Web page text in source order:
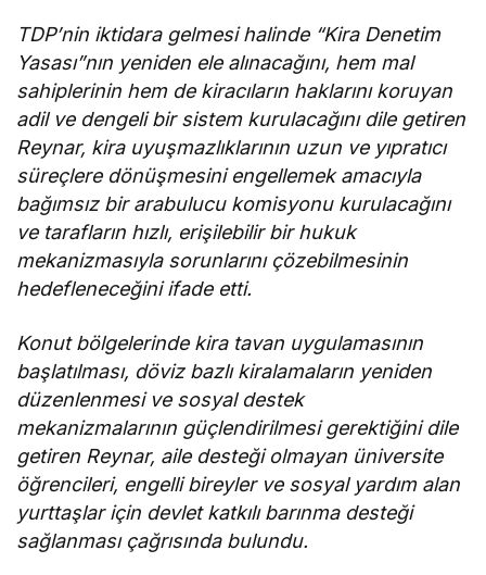
TDP’nin iktidara gelmesi halinde “Kira Denetim
Yasası”nın yeniden ele alınacağını, hem mal
sahiplerinin hem de kiracıların haklarını koruyan
adil ve dengeli bir sistem kurulacağını dile getiren
Reynar, kira uyuşmazlıklarının uzun ve yıpratıcı
süreçlere dönüşmesini engellemek amacıyla
bağımsız bir arabulucu komisyonu kurulacağını
ve tarafların hızlı, erişilebilir bir hukuk
mekanizmasıyla sorunlarını çözebilmesinin
hedefleneceğini ifade etti.
Konut bölgelerinde kira tavan uygulamasının
başlatılması, döviz bazlı kiralamaların yeniden
düzenlenmesi ve sosyal destek
mekanizmalarının güçlendirilmesi gerektiğini dile
getiren Reynar, aile desteği olmayan üniversite
öğrencileri, engelli bireyler ve sosyal yardım alan
yurttaşlar için devlet katkılı barınma desteği
sağlanması çağrısında bulundu.